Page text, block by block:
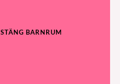
STÄNG BARNRUM